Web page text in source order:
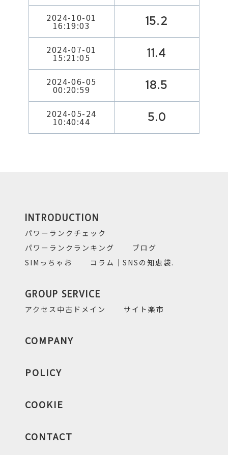
2024-10-01
16:19:03 15.2
2024-07-01
15:21:05 11.4
2024-06-05
00:20:59 18.5
2024-05-24
10:40:44 5.0
INTRODUCTION
パワーランクチェック
パワーランクランキング
ブログ
SIMっちゃお
コラム｜SNSの知恵袋.
GROUP SERVICE
アクセス中古ドメイン サイト楽市
COMPANY
POLICY
COOKIE
CONTACT